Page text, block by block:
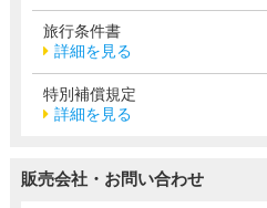
旅行条件書
詳細を見る
特別補償規定
詳細を見る
販売会社・お問い合わせ